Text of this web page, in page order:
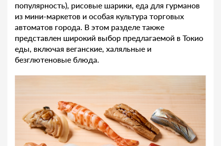
популярность), рисовые шарики, еда для гурманов
из мини-маркетов и особая культура торговых
автоматов города. В этом разделе также
представлен широкий выбор предлагаемой в Токио
еды, включая веганские, халяльные и
безглютеновые блюда.